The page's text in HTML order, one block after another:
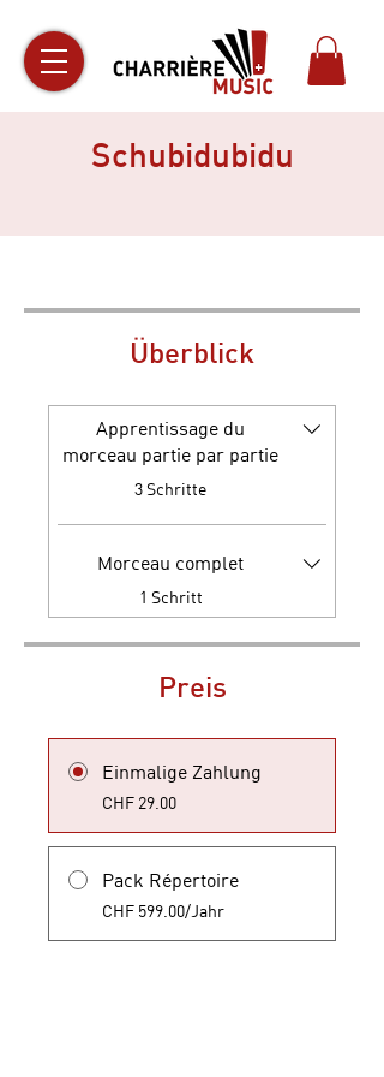
Schubidubidu
Überblick
Apprentissage du
morceau partie par partie
3 Schritte
Morceau complet
.
1 Schritt
Preis
Einmalige Zahlung
CHF 29.00
Pack Répertoire
CHF 599.00/Jahr